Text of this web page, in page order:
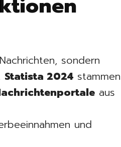
sondern
Statista 2024 stammen
aus
und